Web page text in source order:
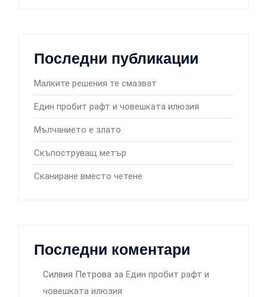
Последни публикации
Малките решения те смазват
Един пробит рафт и човешката илюзия
Мълчанието е злато
Скъпоструващ метър
Сканиране вместо четене
Последни коментари
Силвия Петрова за Един пробит рафт и
човешката илюзия